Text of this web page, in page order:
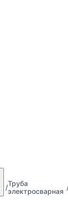
Труба
электросварная